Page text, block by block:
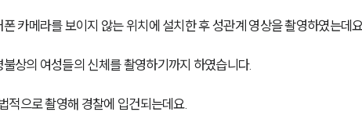
카메라를 보이지 않는 위치에 설치한 후 성관계 영상을 촬영하였는데
상의 여성들의 신체를 촬영하기까지 하였습니다.
적으로 촬영해 경찰에 입건되는데요.